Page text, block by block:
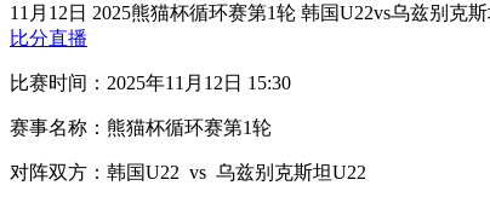
11月12日 2025熊猫杯循环赛第1轮 韩国U22vs乌兹别克
比分直播
比赛时间：2025年11月12日 15:30
赛事名称：熊猫杯循环赛第1轮
对阵双方：韩国U22 vs 乌兹别克斯坦U22